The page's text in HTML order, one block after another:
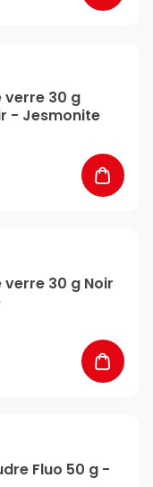
verre 30 g
- Jesmonite
30 g Noir
Fluo 50 g -